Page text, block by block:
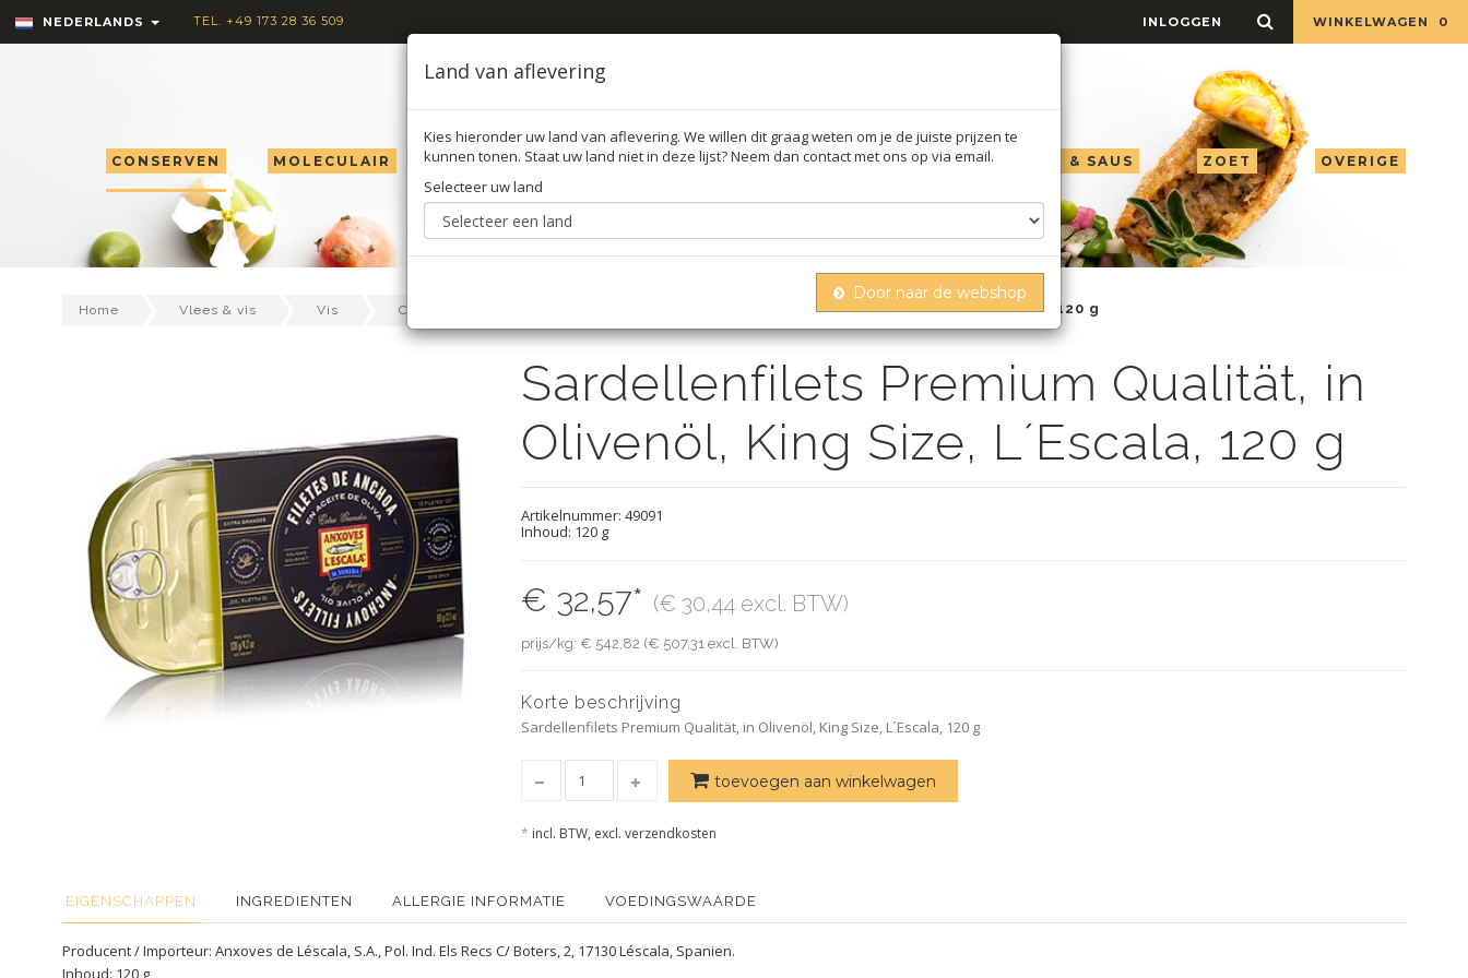
NEDERLANDS TEL. +49 173 28 36 509 WINKELWAGEN 0
INLOGGEN
CONSERVEN MOLECULAIR TRUFFEL OLIE AZIJN & SAUS ZOET OVERIGE
Home Vlees & vis Vis Conserven Sardellenfilets premium qualität, in olivenöl, king size, l´escala, 120 g
Sardellenfilets Premium Qualität, in
Olivenöl, King Size, L´Escala, 120 g
Artikelnummer: 49091
Inhoud: 120 g
€ 32,57* (€ 30,44 excl. BTW)
prijs/kg: € 542,82 (€ 507,31 excl. BTW)
Korte beschrijving
Sardellenfilets Premium Qualität, in Olivenöl, King Size, L´Escala, 120 g
toevoegen aan winkelwagen
* incl. BTW, excl. verzendkosten
EIGENSCHAPPEN INGREDIENTEN ALLERGIE INFORMATIE VOEDINGSWAARDE
Producent / Importeur: Anxoves de Léscala, S.A., Pol. Ind. Els Recs C/ Boters, 2, 17130 Léscala, Spanien.
Inhoud: 120 g
Land van aflevering
Kies hieronder uw land van aflevering. We willen dit graag weten om je de juiste prijzen te
kunnen tonen. Staat uw land niet in deze lijst? Neem dan contact met ons op via email.
Selecteer uw land
Door naar de webshop